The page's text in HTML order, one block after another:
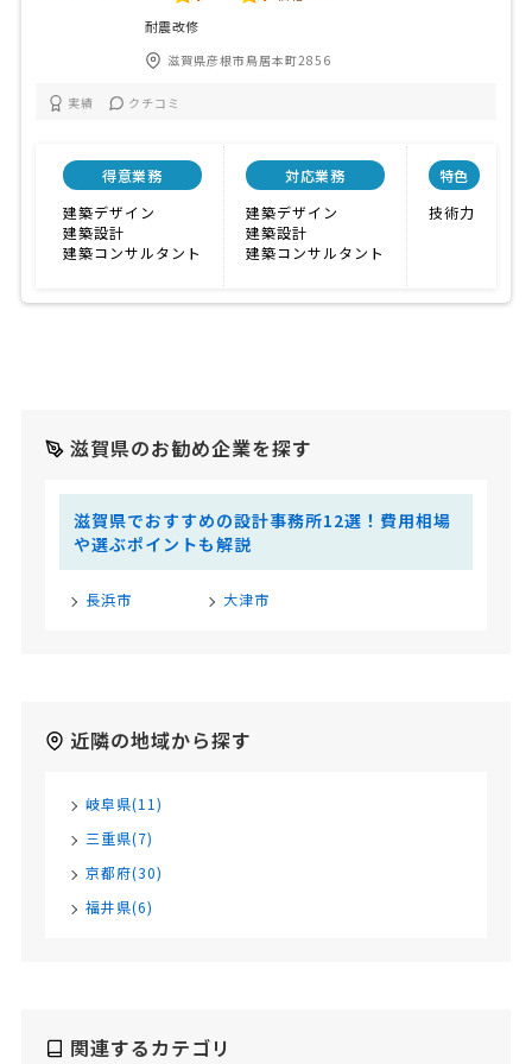
耐震改修
滋賀県彦根市鳥居本町2856
実績 クチコミ
得意業務
建築デザイン
建築設計
建築コンサルタント
対応業務
建築デザイン
建築設計
建築コンサルタント
特色
技術力
滋賀県のお勧め企業を探す
滋賀県でおすすめの設計事務所12選！費用相場
や選ぶポイントも解説
長浜市 大津市
近隣の地域から探す
岐阜県(11)
三重県(7)
京都府(30)
福井県(6)
関連するカテゴリ